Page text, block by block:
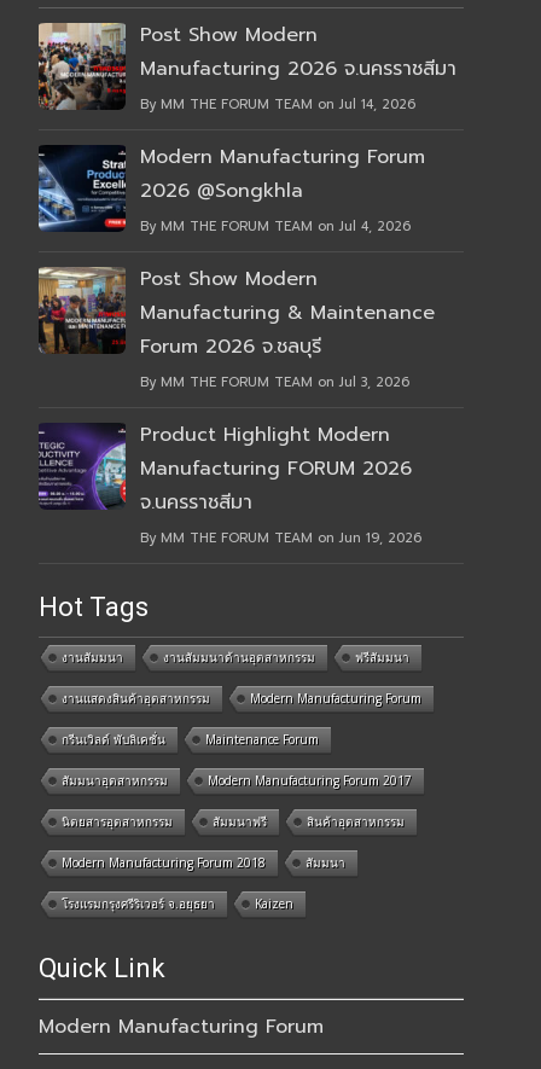
Post Show Modern
Manufacturing 2026 จ.นครราชสีมา
By MM THE FORUM TEAM on Jul 14, 2026
Modern Manufacturing Forum
2026 @Songkhla
By MM THE FORUM TEAM on Jul 4, 2026
Post Show Modern
Manufacturing & Maintenance
Forum 2026 จ.ชลบุรี
By MM THE FORUM TEAM on Jul 3, 2026
Product Highlight Modern
Manufacturing FORUM 2026
จ.นครราชสีมา
By MM THE FORUM TEAM on Jun 19, 2026
Hot Tags
งานสัมมนา งานสัมมนาด้านอุตสาหกรรม ฟรีสัมมนา
งานแสดงสินค้าอุตสาหกรรม Modern Manufacturing Forum
กรีนเวิลด์ พับลิเคชั่น Maintenance Forum
สัมมนาอุตสาหกรรม Modern Manufacturing Forum 2017
นิตยสารอุตสาหกรรม สัมมนาฟรี สินค้าอุตสาหกรรม
Modern Manufacturing Forum 2018 สัมมนา
โรงแรมกรุงศรีริเวอร์ จ.อยุธยา Kaizen
Quick Link
Modern Manufacturing Forum